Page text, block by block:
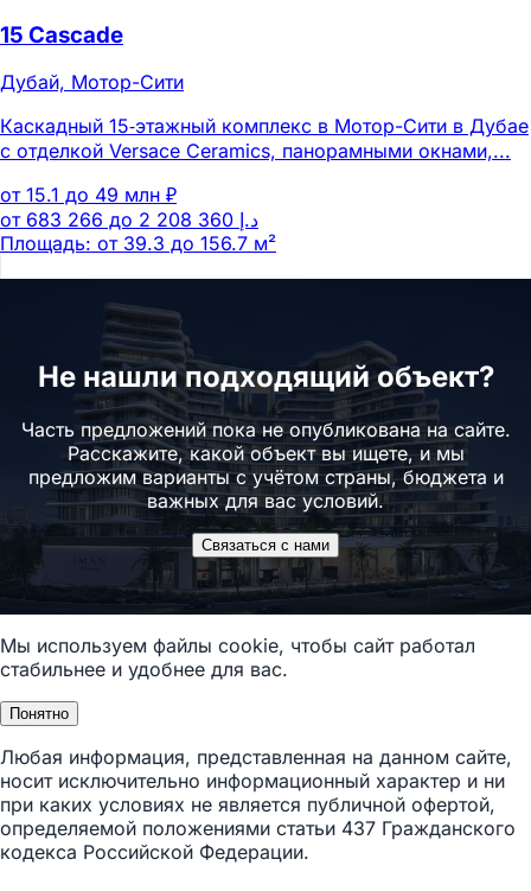
15 Cascade
Дубай, Мотор-Сити
Каскадный 15‑этажный комплекс в Мотор-Сити в Дубае
с отделкой Versace Ceramics, панорамными окнами,...
от 15.1 до 49 млн ₽
Площадь: от 39.3 до 156.7 м²
Не нашли подходящий объект?
Часть предложений пока не опубликована на сайте.
Расскажите, какой объект вы ищете, и мы
предложим варианты с учётом страны, бюджета и
важных для вас условий.
Связаться с нами
Мы используем файлы cookie, чтобы сайт работал
стабильнее и удобнее для вас.
Понятно
Любая информация, представленная на данном сайте,
носит исключительно информационный характер и ни
при каких условиях не является публичной офертой,
определяемой положениями статьи 437 Гражданского
кодекса Российской Федерации.